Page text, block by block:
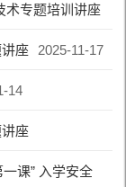
术专题培训讲座
座 2025-11-17
14
座
课” 入学安全